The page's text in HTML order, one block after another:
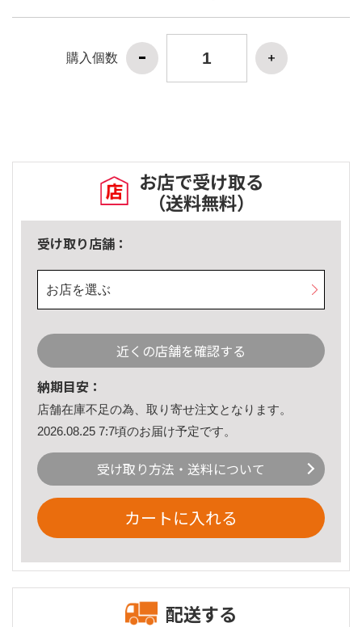
購入個数
お店で受け取る
（送料無料）
受け取り店舗：
お店を選ぶ
近くの店舗を確認する
納期目安：
店舗在庫不足の為、取り寄せ注文となります。
2026.08.25 7:7頃のお届け予定です。
受け取り方法・送料について
カートに入れる
配送する